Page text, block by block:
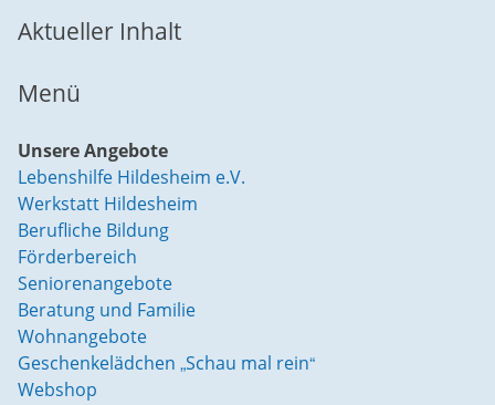
Aktueller Inhalt
Menü
Unsere Angebote
Lebenshilfe Hildesheim e.V.
Werkstatt Hildesheim
Berufliche Bildung
Förderbereich
Seniorenangebote
Beratung und Familie
Wohnangebote
Geschenkelädchen „Schau mal rein“
Webshop